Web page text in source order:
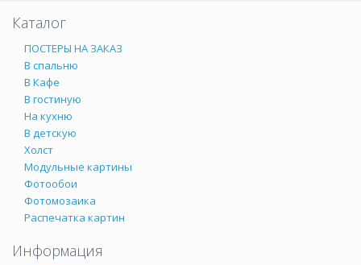
Каталог
ПОСТЕРЫ НА ЗАКАЗ
В спальню
В Кафе
В гостиную
На кухню
В детскую
Холст
Модульные картины
Фотообои
Фотомозаика
Распечатка картин
Информация